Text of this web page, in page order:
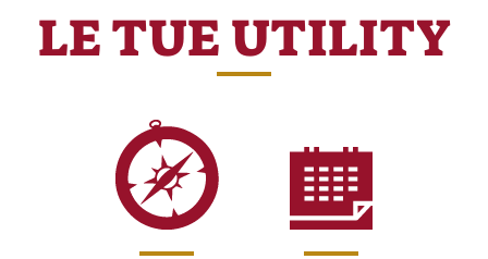
LE TUE UTILITY